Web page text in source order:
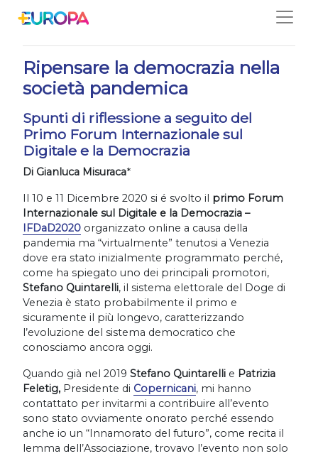
15/02/2021
Ripensare la democrazia nella
società pandemica
Spunti di riflessione a seguito del
Primo Forum Internazionale sul
Digitale e la Democrazia
Di Gianluca Misuraca*
Il 10 e 11 Dicembre 2020 si é svolto il primo Forum
Internazionale sul Digitale e la Democrazia –
IFDaD2020 organizzato online a causa della
pandemia ma “virtualmente” tenutosi a Venezia
dove era stato inizialmente programmato perché,
come ha spiegato uno dei principali promotori,
Stefano Quintarelli, il sistema elettorale del Doge di
Venezia è stato probabilmente il primo e
sicuramente il più longevo, caratterizzando
l’evoluzione del sistema democratico che
conosciamo ancora oggi.
Quando già nel 2019 Stefano Quintarelli e Patrizia
Feletig, Presidente di Copernicani, mi hanno
contattato per invitarmi a contribuire all’evento
sono stato ovviamente onorato perché essendo
anche io un “Innamorato del futuro”, come recita il
lemma dell’Associazione, trovavo l’evento non solo